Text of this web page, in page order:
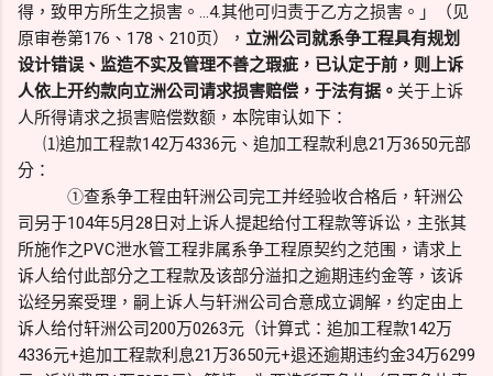
得，致甲方所生之损害。…4.其他可归责于乙方之损害。」（见
原审卷第176、178、210页）， 立洲公司就系争工程具有规划
设计错误、监造不实及管理不善之瑕疵，已认定于前，则上诉
人依上开约款向立洲公司请求损害赔偿，于法有据。 关于上诉
人所得请求之损害赔偿数额，本院审认如下：
⑴追加工程款142万4336元、追加工程款利息21万3650元部
分：
①查系争工程由轩洲公司完工并经验收合格后，轩洲公
司另于104年5月28日对上诉人提起给付工程款等诉讼，主张其
所施作之PVC泄水管工程非属系争工程原契约之范围，请求上
诉人给付此部分之工程款及该部分溢扣之逾期违约金等，该诉
讼经另案受理，嗣上诉人与轩洲公司合意成立调解，约定由上
诉人给付轩洲公司200万0263元（计算式：追加工程款142万
4336元+追加工程款利息21万3650元+退还逾期违约金34万6299